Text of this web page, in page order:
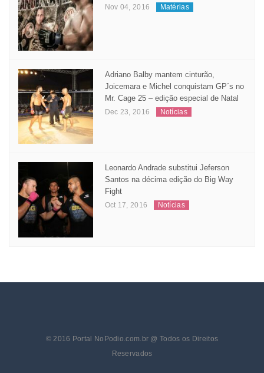
Nov 04, 2016 Matérias
Adriano Balby mantem cinturão,
Joicemara e Michel conquistam GP´s no
Mr. Cage 25 – edição especial de Natal
Dec 23, 2016 Notícias
Leonardo Andrade substitui Jeferson
Santos na décima edição do Big Way
Fight
Oct 17, 2016 Notícias
© 2016 Portal NoPodio.com.br @ Todos os Direitos
Reservados